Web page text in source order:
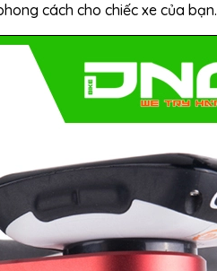
cách cho chiếc xe của bạn.